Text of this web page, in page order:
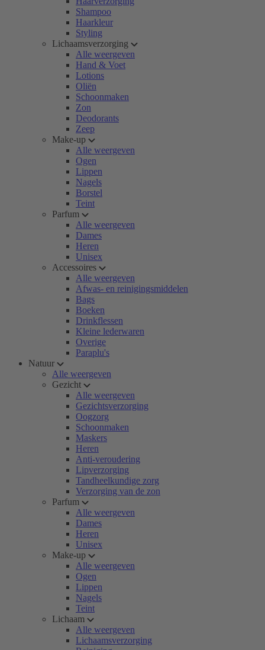
Shampoo
Haarkleur
Styling
Lichaamsverzorging
Alle weergeven
Hand & Voet
Lotions
Oliën
Schoonmaken
Zon
Deodorants
Zeep
Make-up
Alle weergeven
Ogen
Lippen
Nagels
Borstel
Teint
Parfum
Alle weergeven
Dames
Heren
Unisex
Accessoires
Alle weergeven
Afwas- en reinigingsmiddelen
Bags
Boeken
Drinkflessen
Kleine lederwaren
Overige
Paraplu's
Natuur
Alle weergeven
Gezicht
Alle weergeven
Gezichtsverzorging
Oogzorg
Schoonmaken
Maskers
Heren
Anti-veroudering
Lipverzorging
Tandheelkundige zorg
Verzorging van de zon
Parfum
Alle weergeven
Dames
Heren
Unisex
Make-up
Alle weergeven
Ogen
Lippen
Nagels
Teint
Lichaam
Alle weergeven
Lichaamsverzorging